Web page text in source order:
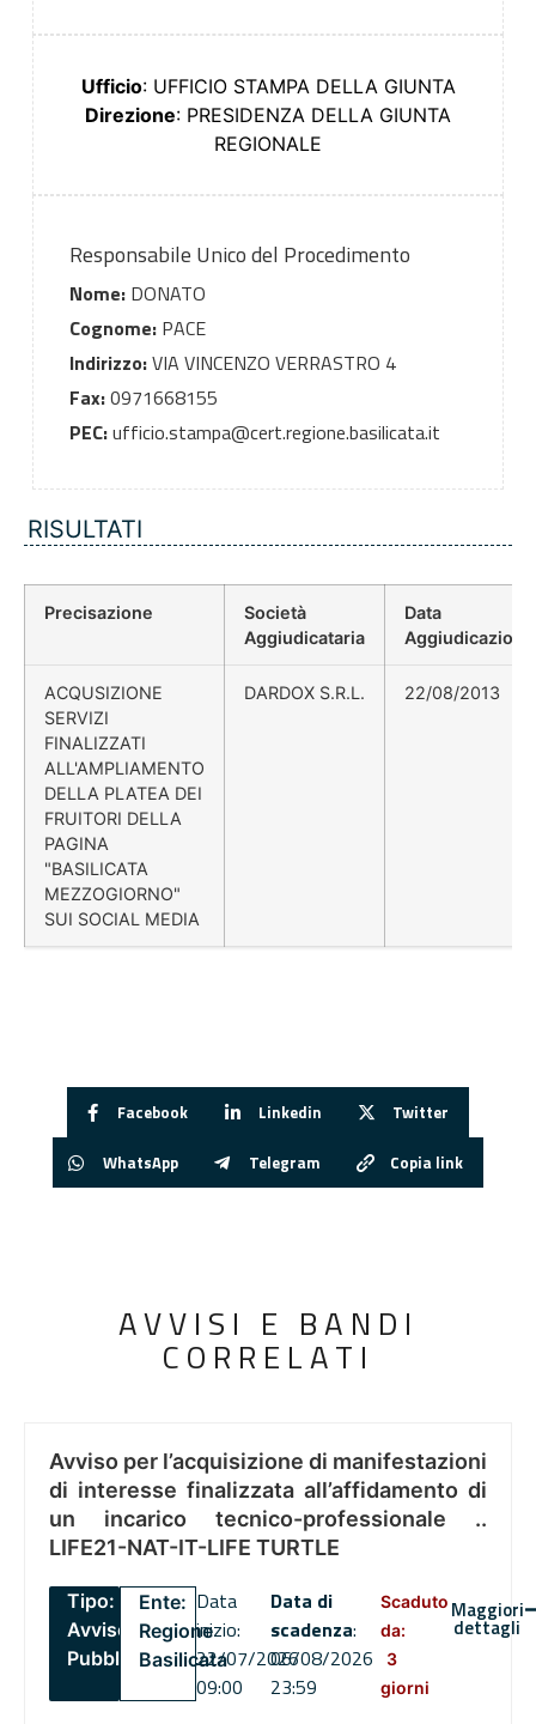
Ufficio: UFFICIO STAMPA DELLA GIUNTA
Direzione: PRESIDENZA DELLA GIUNTA
REGIONALE
Responsabile Unico del Procedimento
Nome:DONATO
Cognome:PACE
Indirizzo:VIA VINCENZO VERRASTRO 4
Fax:0971668155
PEC:ufficio.stampa@cert.regione.basilicata.it
RISULTATI
Precisazione
Società
Aggiudicataria
Data
Aggiudicazione
ACQUSIZIONE
SERVIZI
FINALIZZATI
ALL'AMPLIAMENTO
DELLA PLATEA DEI
FRUITORI DELLA
PAGINA
"BASILICATA
MEZZOGIORNO"
SUI SOCIAL MEDIA
DARDOX S.R.L. 22/08/2013
Facebook Linkedin Twitter
WhatsApp Telegram Copia link
AVVISI E BANDI
CORRELATI
Avviso per l’acquisizione di manifestazioni
di interesse finalizzata all’affidamento di
un incarico tecnico-professionale ..
LIFE21-NAT-IT-LIFE TURTLE
Tipo:
Avviso
Pubblico
Ente:
Regione
Basilicata
Data
inizio:
22/07/2026
09:00
Data di
scadenza:
06/08/2026
23:59
Scaduto
da:
3
giorni
Maggiori
dettagli